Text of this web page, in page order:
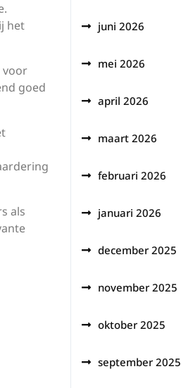
het
voor
goed
als
juni 2026
mei 2026
april 2026
maart 2026
februari 2026
januari 2026
december 2025
november 2025
oktober 2025
september 2025